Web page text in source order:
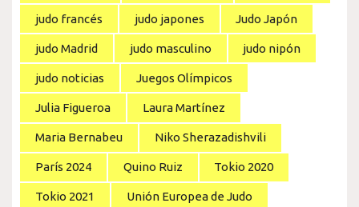
judo francés judo japones Judo Japón
judo Madrid judo masculino judo nipón
judo noticias Juegos Olímpicos
Julia Figueroa Laura Martínez
Maria Bernabeu Niko Sherazadishvili
París 2024 Quino Ruiz Tokio 2020
Tokio 2021 Unión Europea de Judo